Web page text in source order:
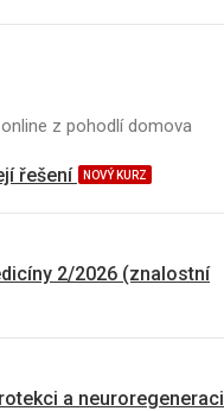
z pohodlí domova
řešení NOVÝ KURZ
2/2026 (znalostní
a neuroregeneraci